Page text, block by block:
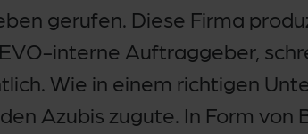
gerufen. Diese Firma
interne Auftraggeber,
Wie in einem richtigen
Azubis zugute. In Form